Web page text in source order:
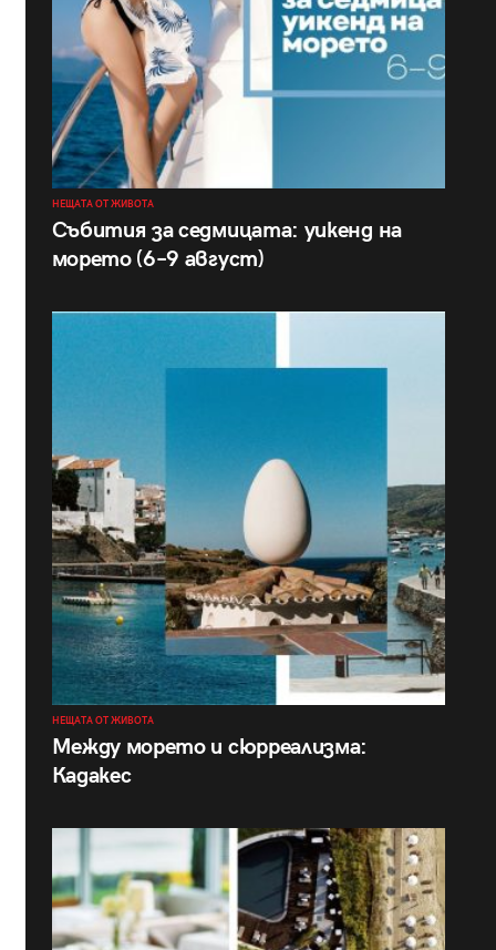
НЕЩАТА ОТ ЖИВОТА
Събития за седмицата: уикенд на
морето (6–9 август)
НЕЩАТА ОТ ЖИВОТА
Между морето и сюрреализма:
Кадакес